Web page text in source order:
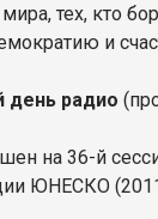
тех, кто
и
день радио
на 36-й
ЮНЕСКО